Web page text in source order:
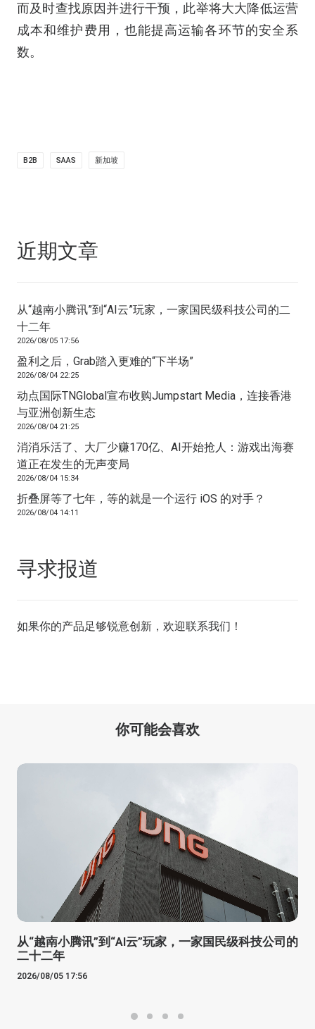
而及时查找原因并进行干预，此举将大大降低运营
成本和维护费用，也能提高运输各环节的安全系
数。
B2B SAAS 新加坡
近期文章
从“越南小腾讯”到“AI云”玩家，一家国民级科技公司的二
十二年
2026/08/05 17:56
盈利之后，Grab踏入更难的“下半场”
2026/08/04 22:25
动点国际TNGlobal宣布收购Jumpstart Media，连接香港
与亚洲创新生态
2026/08/04 21:25
消消乐活了、大厂少赚170亿、AI开始抢人：游戏出海赛
道正在发生的无声变局
2026/08/04 15:34
折叠屏等了七年，等的就是一个运行 iOS 的对手？
2026/08/04 14:11
寻求报道
如果你的产品足够锐意创新，欢迎联系我们 ！
你可能会喜欢
从“越南小腾讯”到“AI云”玩家，一家国民级科技公司的
二十二年
2026/08/05 17:56